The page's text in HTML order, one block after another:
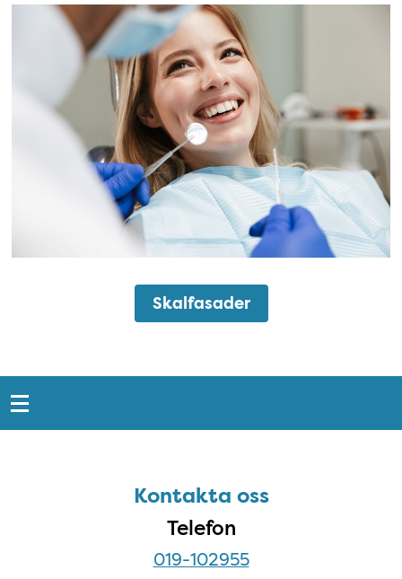
Skalfasader
Skalfasader
Snabblänkar
Kontakta ossKontakta oss
Telefon
019-102955